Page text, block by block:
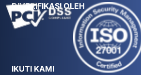
DIVERIFIKASI OLEH
IKUTI KAMI